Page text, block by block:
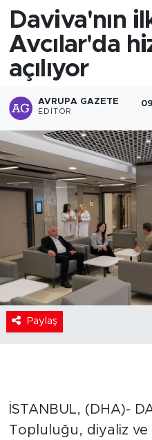
Daviva'nın
Avcılar'da
açılıyor
AVRUPA GAZETE
EDITÖR
Paylaş
İSTANBUL, (DHA)-
Topluluğu, diyaliz ve